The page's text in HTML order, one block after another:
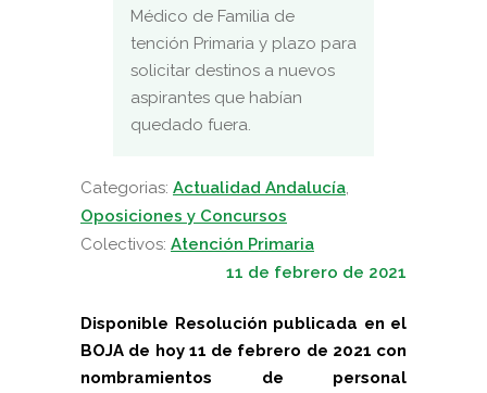
Médico de Familia de
tención Primaria y plazo para
solicitar destinos a nuevos
aspirantes que habían
quedado fuera.
Categorias: Actualidad Andalucía,
Oposiciones y Concursos
Colectivos: Atención Primaria
11 de febrero de 2021
Disponible Resolución publicada en el
BOJA de hoy 11 de febrero de 2021 con
nombramientos de personal